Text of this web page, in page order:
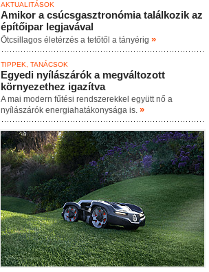
AKTUALITÁSOK
Amikor a csúcsgasztronómia találkozik az
építőipar legjavával
Ötcsillagos életérzés a tetőtől a tányérig »
TIPPEK, TANÁCSOK
Egyedi nyílászárók a megváltozott
környezethez igazítva
A mai modern fűtési rendszerekkel együtt nő a
nyílászárók energiahatákonysága is. »